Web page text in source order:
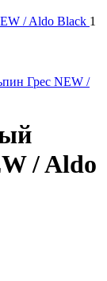
/ Aldo Black 1
Грес NEW /
/ Aldo